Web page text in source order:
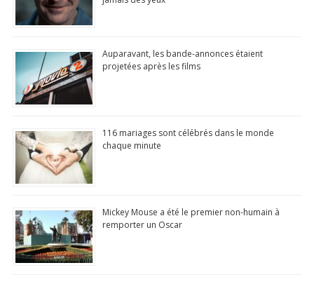
Auparavant, les bande-annonces étaient
projetées après les films
116 mariages sont célébrés dans le monde
chaque minute
Mickey Mouse a été le premier non-humain à
remporter un Oscar